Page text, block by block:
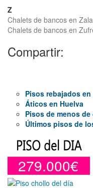
Z
Chalets de bancos en
Chalets de bancos en
Compartir:
Pisos rebajados en
Áticos en Huelva
Pisos de menos de
Últimos pisos de
279.000€